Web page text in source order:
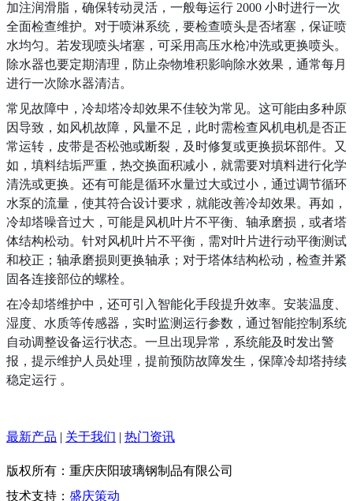
加注润滑脂，确保转动灵活，一般每运行 2000 小时进行一次
全面检查维护。对于喷淋系统，要检查喷头是否堵塞，保证喷
水均匀。若发现喷头堵塞，可采用高压水枪冲洗或更换喷头。
除水器也要定期清理，防止杂物堆积影响除水效果，通常每月
进行一次除水器清洁。
常见故障中，冷却塔冷却效果不佳较为常见。这可能由多种原
因导致，如风机故障，风量不足，此时需检查风机电机是否正
常运转，皮带是否松弛或断裂，及时修复或更换损坏部件。又
如，填料结垢严重，热交换面积减小，就需要对填料进行化学
清洗或更换。还有可能是循环水量过大或过小，通过调节循环
水泵的流量，使其符合设计要求，就能改善冷却效果。再如，
冷却塔噪音过大，可能是风机叶片不平衡、轴承磨损，或者塔
体结构松动。针对风机叶片不平衡，需对叶片进行动平衡测试
和校正；轴承磨损则更换轴承；对于塔体结构松动，检查并紧
固各连接部位的螺栓。
在冷却塔维护中，还可引入智能化手段提升效率。安装温度、
湿度、水质等传感器，实时监测运行参数，通过智能控制系统
自动调整设备运行状态。一旦出现异常，系统能及时发出警
报，提示维护人员处理，提前预防故障发生，保障冷却塔持续
稳定运行 。
最新产品 | 关于我们 | 热门资讯
版权所有：重庆庆阳玻璃钢制品有限公司
技术支持： 盛庆策动